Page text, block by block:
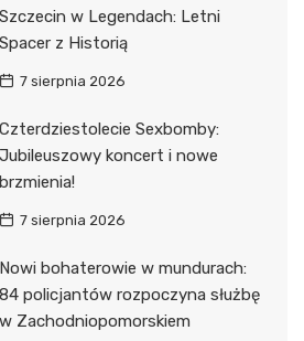
Szczecin w Legendach: Letni
Spacer z Historią
7 sierpnia 2026
Czterdziestolecie Sexbomby:
Jubileuszowy koncert i nowe
brzmienia!
7 sierpnia 2026
Nowi bohaterowie w mundurach:
84 policjantów rozpoczyna służbę
w Zachodniopomorskiem